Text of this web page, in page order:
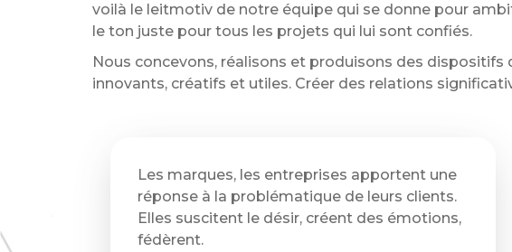
voilà le leitmotiv de notre équipe qui se donne pour
le ton juste pour tous les projets qui lui sont confiés.
Nous concevons, réalisons et produisons des
innovants, créatifs et utiles. Créer des relations
Les marques, les entreprises apportent une
réponse à la problématique de leurs clients.
Elles suscitent le désir, créent des émotions,
fédèrent.